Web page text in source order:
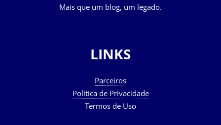
Mais que um blog, um legado.
LINKS
Parceiros
Política de Privacidade
Termos de Uso